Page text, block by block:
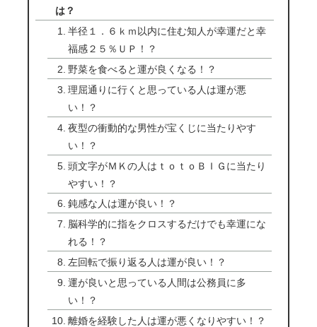
は？
半径１．６ｋｍ以内に住む知人が幸運だと幸
福感２５％ＵＰ！？
野菜を食べると運が良くなる！？
理屈通りに行くと思っている人は運が悪
い！？
夜型の衝動的な男性が宝くじに当たりやす
い！？
頭文字がＭＫの人はｔｏｔｏＢＩＧに当たり
やすい！？
鈍感な人は運が良い！？
脳科学的に指をクロスするだけでも幸運にな
れる！？
左回転で振り返る人は運が良い！？
運が良いと思っている人間は公務員に多
い！？
離婚を経験した人は運が悪くなりやすい！？